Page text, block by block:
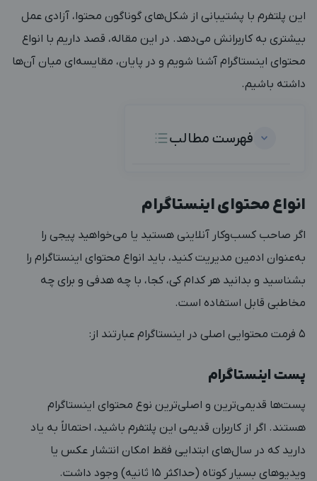
این پلتفرم با پشتیبانی از شکل‌های گوناگون محتوا، آزادی عمل
بیشتری به کاربرانش می‌دهد. در این مقاله، قصد داریم با انواع
محتوای اینستاگرام آشنا شویم و در پایان، مقایسه‌ای میان آن‌ها
داشته باشیم.
فهرست مطالب
انواع محتوای اینستاگرام
اگر صاحب کسب‌وکار آنلاینی هستید یا می‌خواهید پیجی را
به‌عنوان ادمین مدیریت کنید، باید انواع محتوای اینستاگرام را
بشناسید و بدانید هر کدام کی، کجا، با چه هدفی و برای چه
مخاطبی قابل استفاده است.
۵ فرمت محتوایی اصلی در اینستاگرام عبارتند از:
پست اینستاگرام
پست‌ها قدیمی‌ترین و اصلی‌ترین نوع محتوای اینستاگرام
هستند. اگر از کاربران قدیمی این پلتفرم باشید، احتمالاً به یاد
دارید که در سال‌های ابتدایی فقط امکان انتشار عکس یا
ویدیوهای بسیار کوتاه (حداکثر ۱۵ ثانیه) وجود داشت.